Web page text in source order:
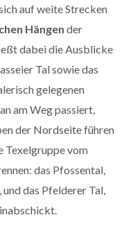
auf weite Strecken
Hängen der
dabei die Ausblicke
Tal sowie das
gelegenen
am Weg passiert,
der Nordseite führen
Texelgruppe vom
das Pfossental,
das Pfelderer Tal,